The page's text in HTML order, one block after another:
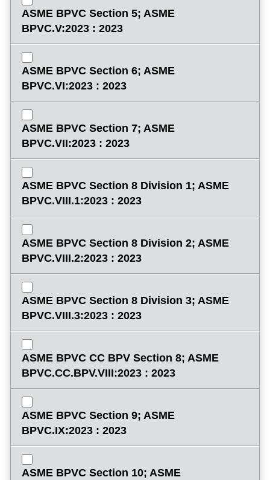
ASME BPVC Section 5; ASME
BPVC.V:2023 : 2023
ASME BPVC Section 6; ASME
BPVC.VI:2023 : 2023
ASME BPVC Section 7; ASME
BPVC.VII:2023 : 2023
ASME BPVC Section 8 Division 1; ASME
BPVC.VIII.1:2023 : 2023
ASME BPVC Section 8 Division 2; ASME
BPVC.VIII.2:2023 : 2023
ASME BPVC Section 8 Division 3; ASME
BPVC.VIII.3:2023 : 2023
ASME BPVC CC BPV Section 8; ASME
BPVC.CC.BPV.VIII:2023 : 2023
ASME BPVC Section 9; ASME
BPVC.IX:2023 : 2023
ASME BPVC Section 10; ASME